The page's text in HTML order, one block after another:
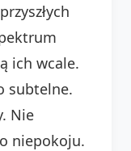
ich wcale.
subtelne.
Nie
niepokoju.